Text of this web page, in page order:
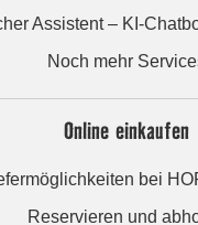
Assistent – KI-
Noch mehr
Online einkaufen
bei
Reservieren und